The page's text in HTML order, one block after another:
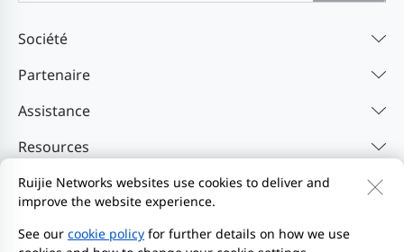
Société
Partenaire
Assistance
Resources
Contactez-nous Feedback
Politique de confidentialité
Contrat utilisateur du site Web
Privacy Inquiries
Ruijie Networks websites use cookies to deliver and
improve the website experience.
See our cookie policy for further details on how we use